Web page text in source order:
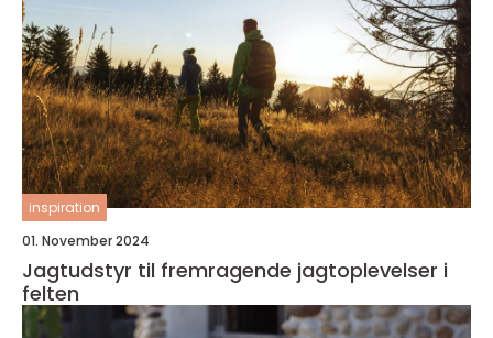
inspiration
01. November 2024
Jagtudstyr til fremragende jagtoplevelser i
felten